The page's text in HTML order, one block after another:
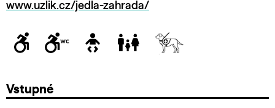
www.uzlik.cz/jedla-zahrada/
Vstupné